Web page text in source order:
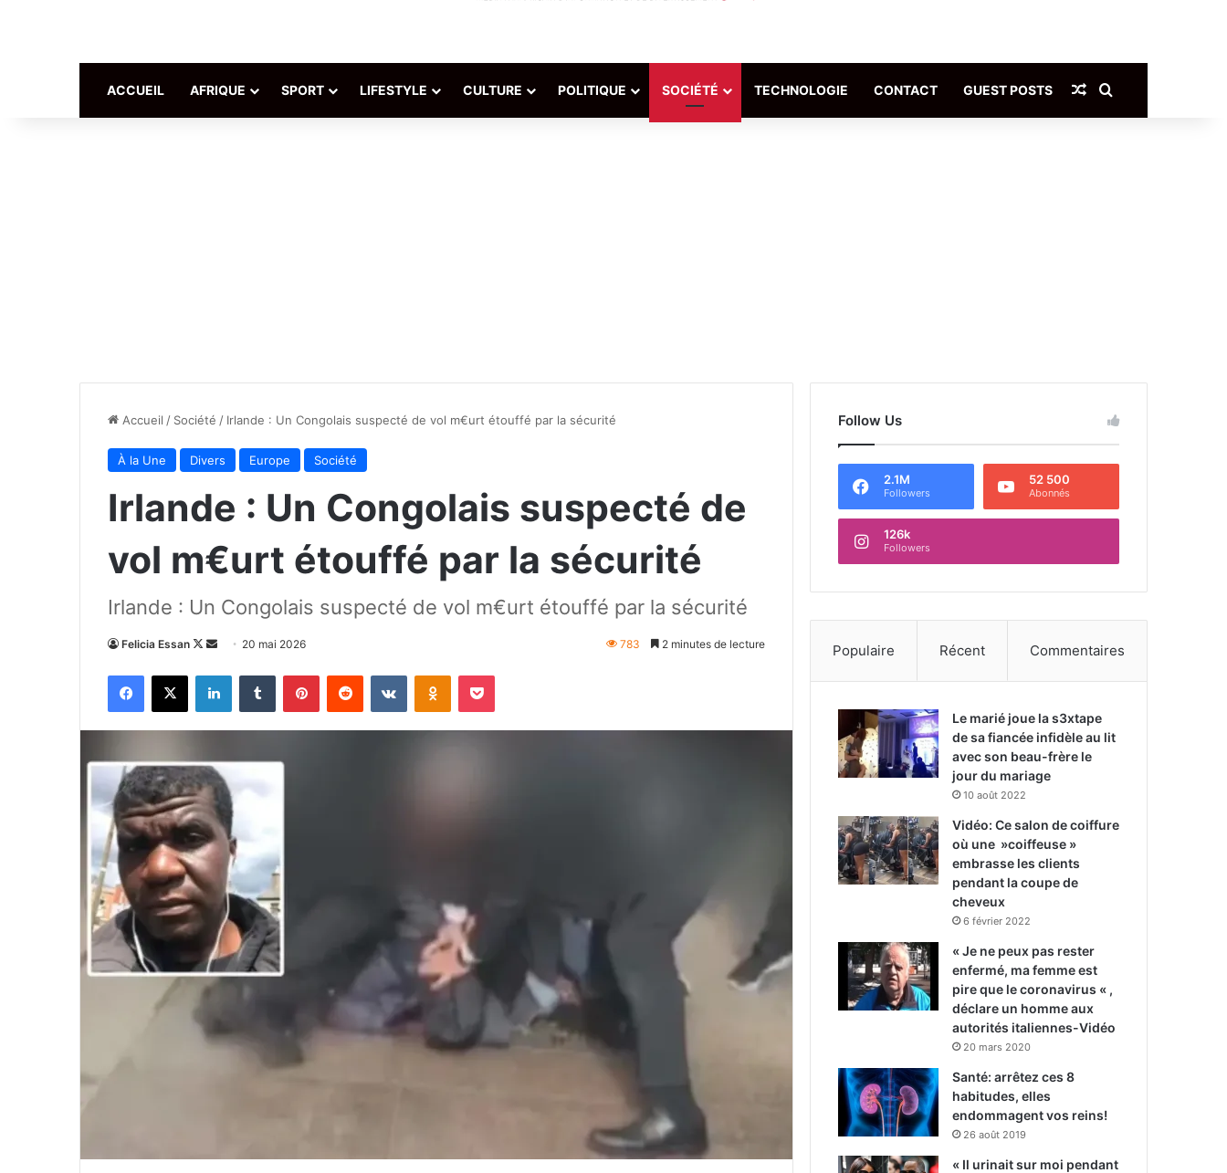
ACCUEIL AFRIQUE SPORT LIFESTYLE CULTURE POLITIQUE SOCIÉTÉ TECHNOLOGIE CONTACT GUEST POSTS Article Aléatoire
Accueil / Société / Irlande : Un Congolais suspecté de vol m€urt étouffé par la sécurité
À la Une Divers Europe Société
Irlande : Un Congolais suspecté de
vol m€urt étouffé par la sécurité
Irlande : Un Congolais suspecté de vol m€urt étouffé par la sécurité
Felicia Essan
Follow
X
Envoyer20 mai 2026 783 2 minutes de lecture
Facebook
X LinkedinTumblr PinterestReddit VKontakteOdnoklassniki
Pocket
Follow Us
2.1M
Followers
52 500
Abonnés
126k
Followers
Populaire Récent Commentaires
Le marié joue la s3xtape
de sa fiancée infidèle au lit
avec son beau-frère le
jour du mariage
10 août 2022
Vidéo: Ce salon de coiffure
où une »coiffeuse »
embrasse les clients
pendant la coupe de
cheveux
6 février 2022
« Je ne peux pas rester
enfermé, ma femme est
pire que le coronavirus « ,
déclare un homme aux
autorités italiennes-Vidéo
20 mars 2020
Santé: arrêtez ces 8
habitudes, elles
endommagent vos reins!
26 août 2019
« Il urinait sur moi pendant